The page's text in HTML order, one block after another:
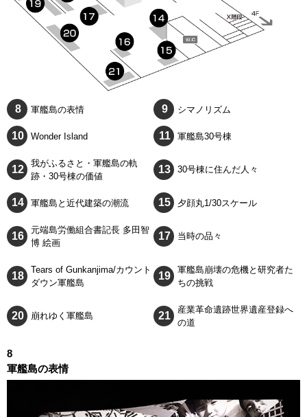
軍艦島の表情 シマノリズム
Wonder Island 軍艦島30号棟
我がふるさと・軍艦島の軌
跡・30号棟の価値
30号棟に住んだ人々
軍艦島と近代建築の潮流 夕顔丸1/30スケール
元端島労働組合書記長 多田智
博 絵画
当時の品々
Tears of Gunkanjima/カウント
ダウン軍艦島
軍艦島崩壊の危機と研究者た
ちの挑戦
崩れゆく軍艦島
産業革命遺跡世界遺産登録へ
の道
8
軍艦島の表情